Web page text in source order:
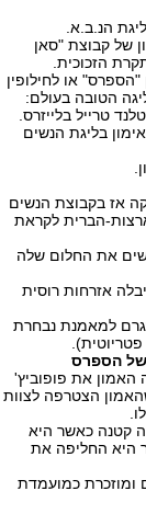
הנ.ב.א.
של קבוצת "סאן
הזכוכית.
או לחילופין
הטובה בעולם:
טרייל בלייזרס.
בליגת הנשים
האמון ששיחקה אז בקבוצת הנשים
הברית לקראת
את החלום שלה
אזרחות רוסית
למאמנת נבחרת
של הספרס
את פופוביץ'
הצטרפה לצוות
האמון בת ה-43 היסטוריה קטנה כאשר היא
היא החליפה את
כמועמדת